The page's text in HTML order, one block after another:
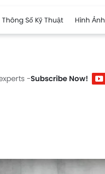
Thông Số Kỹ Thuật Hình Ảnh
-Subscribe Now!